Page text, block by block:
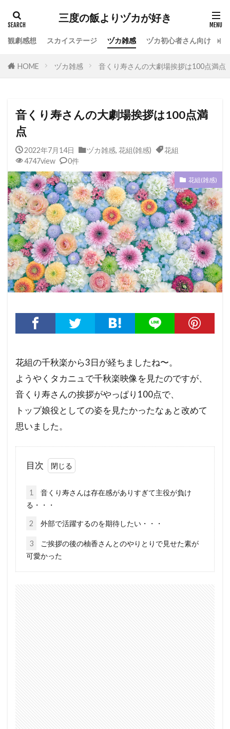
三度の飯よりヅカが好き
観劇感想 スカイステージ ヅカ雑感 ヅカ初心者さん向け
HOME ヅカ雑感 音くり寿さんの大劇場挨拶は100点満点
音くり寿さんの大劇場挨拶は100点満
点
2022年7月14日 ヅカ雑感, 花組(雑感)
花組
4747view
0件
花組(雑感)
花組の千秋楽から3日が経ちましたね〜。
ようやくタカニュで千秋楽映像を見たのですが、
音くり寿さんの挨拶がやっぱり100点で、
トップ娘役としての姿を見たかったなぁと改めて
思いました。
目次
1
音くり寿さんは存在感がありすぎて主役が負け
る・・・
2 外部で活躍するのを期待したい・・・
3
ご挨拶の後の柚香さんとのやりとりで見せた素が
可愛かった
専科 花組 月組 雪組
星組
スカステ
オペラグラス
レヴュースタァライト
おすすめ飲食店
拍手 初心者
初観劇
観劇マナー
かげきしょうじょ!!
検索